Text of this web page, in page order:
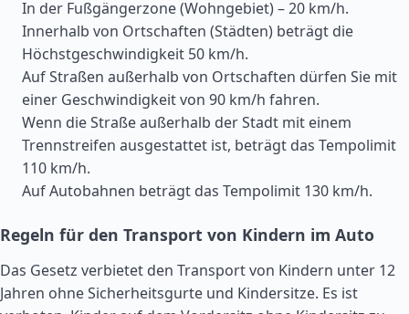
In der Fußgängerzone (Wohngebiet) – 20 km/h.
Innerhalb von Ortschaften (Städten) beträgt die
Höchstgeschwindigkeit 50 km/h.
Auf Straßen außerhalb von Ortschaften dürfen Sie mit
einer Geschwindigkeit von 90 km/h fahren.
Wenn die Straße außerhalb der Stadt mit einem
Trennstreifen ausgestattet ist, beträgt das Tempolimit
110 km/h.
Auf Autobahnen beträgt das Tempolimit 130 km/h.
Regeln für den Transport von Kindern im Auto
Das Gesetz verbietet den Transport von Kindern unter 12
Jahren ohne Sicherheitsgurte und Kindersitze. Es ist